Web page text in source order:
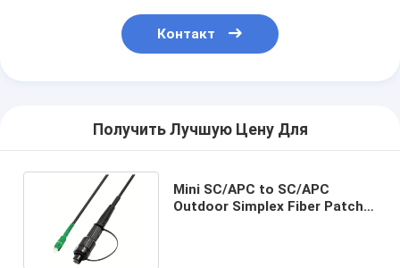
Контакт
Получить Лучшую Цену Для
Mini SC/APC to SC/APC
Outdoor Simplex Fiber Patch